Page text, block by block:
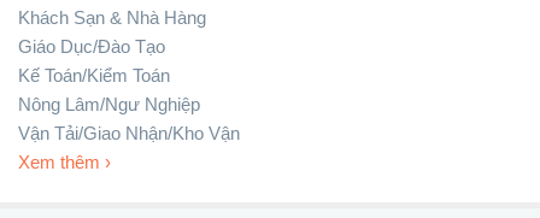
Khách Sạn & Nhà Hàng
Giáo Dục/Đào Tạo
Kế Toán/Kiểm Toán
Nông Lâm/Ngư Nghiệp
Vận Tải/Giao Nhận/Kho Vận
Xem thêm ›